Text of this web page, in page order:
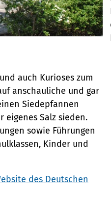
auch Kurioses zum
anschauliche und gar
Siedepfannen
Salz sieden.
sowie Führungen
Kinder und
des Deutschen